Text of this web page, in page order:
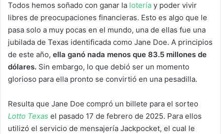
Todos hemos soñado con ganar la lotería y poder vivir
libres de preocupaciones financieras. Esto es algo que le
pasa solo a muy pocas en el mundo, una de ellas fue una
jubilada de Texas identificada como Jane Doe. A principios
de este año, ella ganó nada menos que 83.5 millones de
dólares. Sin embargo, lo que debió ser un momento
glorioso para ella pronto se convirtió en una pesadilla.
Resulta que Jane Doe compró un billete para el sorteo
Lotto Texas el pasado 17 de febrero de 2025. Para ellos
utilizó el servicio de mensajería Jackpocket, el cual le